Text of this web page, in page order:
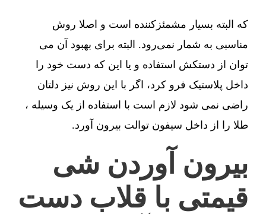
که البته بسیار مشمئزکننده است و اصلا روش
مناسبی به شمار نمی‌رود. البته برای بهبود آن می
توان از دستکش استفاده و یا این که دست خود را
داخل پلاستیک فرو کرد، اگر با این روش نیز دلتان
راضی نمی شود لازم است با استفاده از یک وسیله ،
طلا را از داخل سیفون توالت بیرون آورد.
بیرون آوردن شی
قیمتی با قلاب دست